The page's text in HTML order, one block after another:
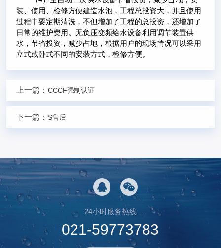
装、使用、检修方便建造水池，工程总投资大，并且使用
过程中要定期清洗，不但增加了工程的总投资，还增加了
日常的维护费用。无负压变频给水设备利用调节装置供
水，节省投资，减少占地，根据用户的现场情况可以采用
立式或卧式不同的安装方式，检修方便。
上一篇：CCCF强制认证
下一篇： S售后
24小时服务热线
021-59773783